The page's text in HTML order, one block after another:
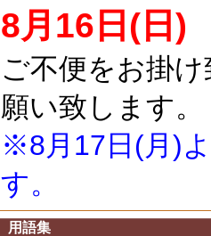
8月16日(日)
ご不便をお掛
願い致します。
※8月17日(月)
す。
用語集